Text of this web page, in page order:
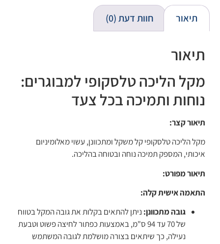
תיאור חוות דעת (0)
תיאור
מקל הליכה טלסקופי למבוגרים:
נוחות ותמיכה בכל צעד
תיאור קצר:
מקל הליכה טלסקופי קל משקל ומתכוונן, עשוי מאלומיניום
איכותי, המספק תמיכה נוחה ובטוחה בהליכה.
תיאור מפורט:
התאמה אישית קלה:
גובה מתכוונן: ניתן להתאים בקלות את גובה המקל בטווח
של 70 עד 94 ס"מ, באמצעות כפתור לחיצה פשוט וטבעת
נעילה, כך שיתאים בצורה מושלמת לגובה המשתמש